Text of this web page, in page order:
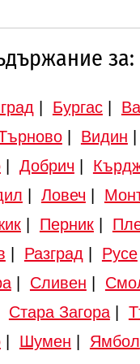
за:
Бургас|
| Видин
| Добрич
Ловеч
| Перник|
Разград Русе
| Сливен
Стара Загора|
| Шумен Ямбол